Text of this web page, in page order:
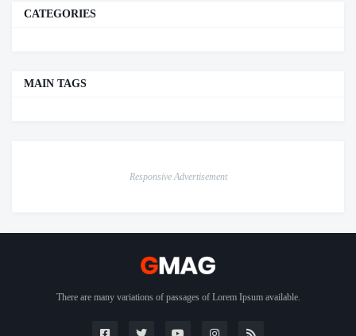
CATEGORIES
MAIN TAGS
Responsive Advertisement
There are many variations of passages of Lorem Ipsum available.